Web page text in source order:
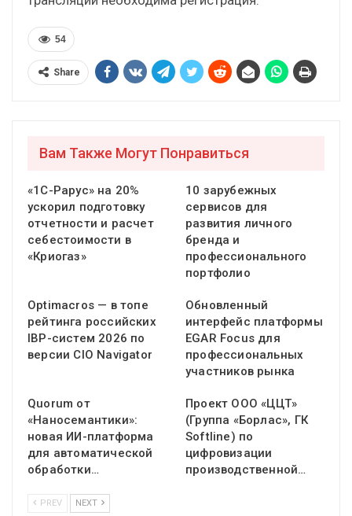
54
Share
Вам Также Могут Понравиться
«1С-Рарус» на 20%
ускорил подготовку
отчетности и расчет
себестоимости в
«Криогаз»
10 зарубежных
сервисов для
развития личного
бренда и
профессионального
портфолио
Optimacros — в топе
рейтинга российских
IBP-систем 2026 по
версии CIO Navigator
Обновленный
интерфейс платформы
EGAR Focus для
профессиональных
участников рынка
Quorum от
«Наносемантики»:
новая ИИ-платформа
для автоматической
обработки…
Проект ООО «ЦЦТ»
(Группа «Борлас», ГК
Softline) по
цифровизации
производственной…
PREV NEXT